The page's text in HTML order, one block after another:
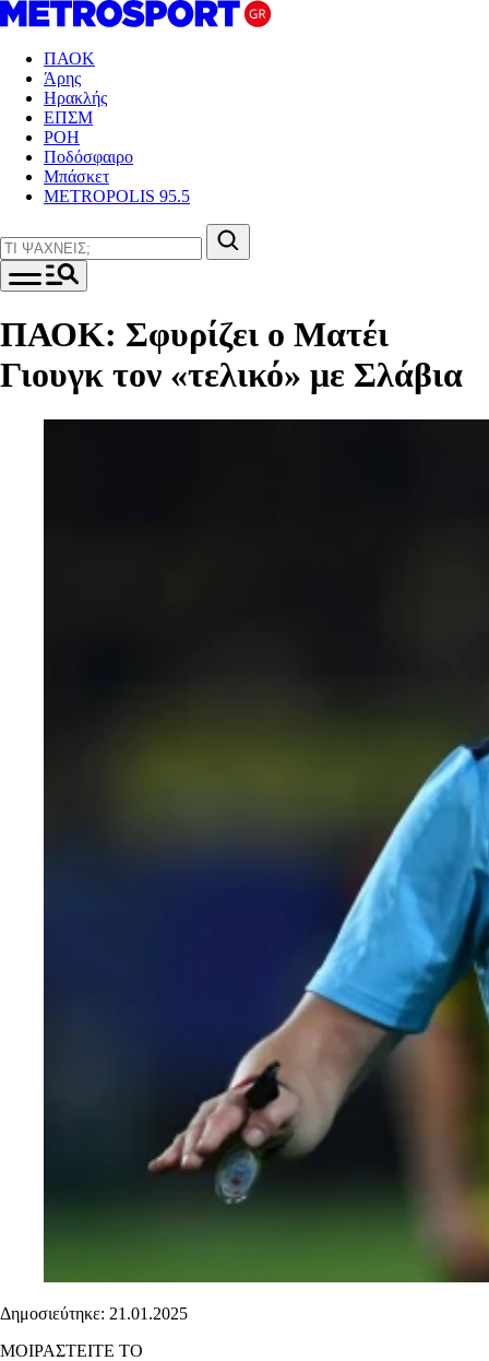
ΠΑΟΚ
Άρης
Ηρακλής
ΕΠΣΜ
ΡΟΗ
Ποδόσφαιρο
Μπάσκετ
METROPOLIS 95.5
ΠΑΟΚ: Σφυρίζει ο Ματέι
Γιουγκ τον «τελικό» με Σλάβια
Δημοσιεύτηκε: 21.01.2025
ΜΟΙΡΑΣΤΕΙΤΕ ΤΟ